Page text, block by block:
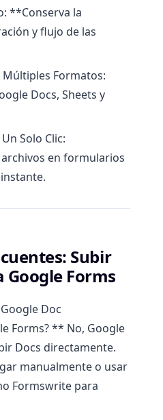
**Conserva la
y flujo de las
Formatos:
Docs, Sheets y
Solo Clic:
en formularios
Subir
Google Forms
Doc
Forms? ** No, Google
Docs directamente.
manualmente o usar
Formswrite para